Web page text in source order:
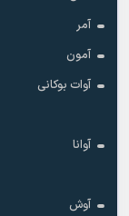
آمر
آمون
آوات بوکانی
آوانا
آوش